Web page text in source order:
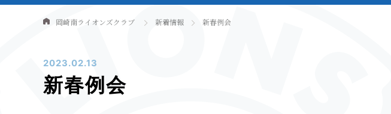
岡崎南ライオンズクラブ 新着情報 新春例会
2023.02.13
新春例会